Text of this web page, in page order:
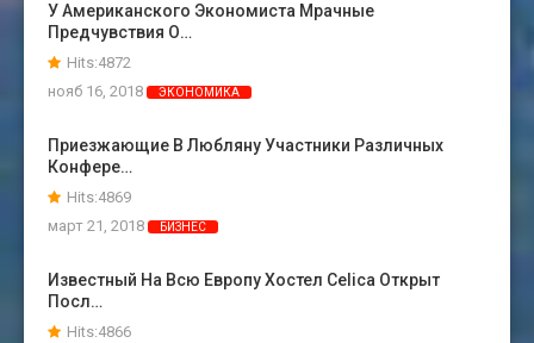
У Американского Экономиста Мрачные
Предчувствия О…
Hits:4872
нояб 16, 2018
ЭКОНОМИКА
Приезжающие В Любляну Участники Различных
Конфере…
Hits:4869
март 21, 2018
БИЗНЕС
Известный На Всю Европу Хостел Celica Открыт
Посл…
Hits:4866